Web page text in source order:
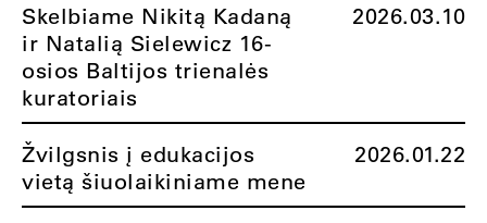
Skelbiame Nikitą Kadaną
ir Natalią Sielewicz 16-
osios Baltijos trienalės
kuratoriais
2026.03.10
Žvilgsnis į edukacijos
vietą šiuolaikiniame mene
2026.01.22